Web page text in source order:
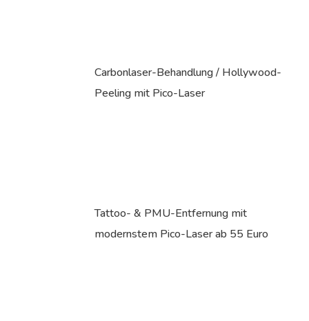
Carbonlaser-Behandlung / Hollywood-
Peeling mit Pico-Laser
Tattoo- & PMU-Entfernung mit
modernstem Pico-Laser ab 55 Euro